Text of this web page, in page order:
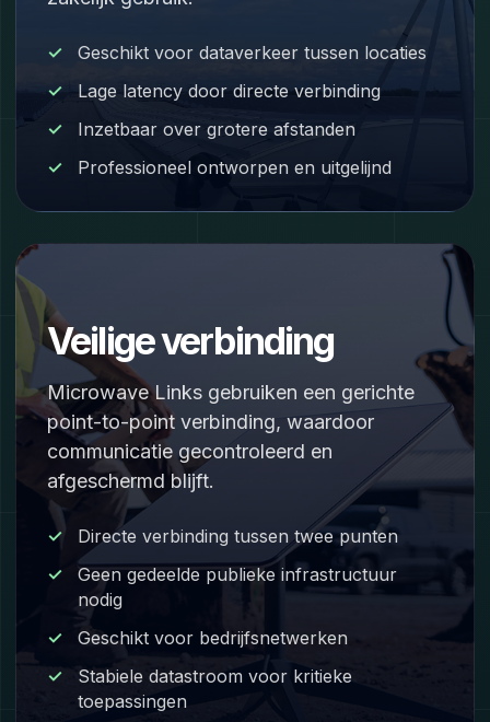
Geschikt voor dataverkeer tussen locaties
Lage latency door directe verbinding
Inzetbaar over grotere afstanden
Professioneel ontworpen en uitgelijnd
Veilige verbinding
Microwave Links gebruiken een gerichte
point-to-point verbinding, waardoor
communicatie gecontroleerd en
afgeschermd blijft.
Directe verbinding tussen twee punten
Geen gedeelde publieke infrastructuur
nodig
Geschikt voor bedrijfsnetwerken
Stabiele datastroom voor kritieke
toepassingen